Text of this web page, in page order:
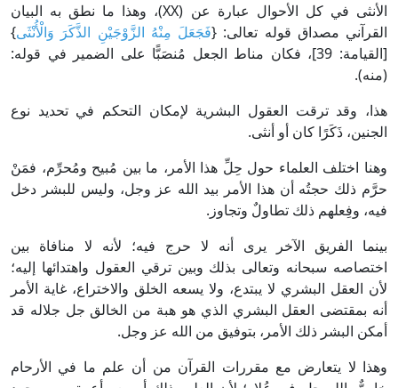
الأنثى في كل الأحوال عبارة عن (XX)، وهذا ما نطق به البيان
القرآني مصداق قوله تعالى: {‌فَجَعَلَ مِنْهُ الزَّوْجَيْنِ الذَّكَرَ وَالْأُنْثَى}
[القيامة: 39]، فكان مناط الجعل مُنصَبًّا على الضمير في قوله:
(منه).
هذا، وقد ترقت العقول البشرية لإمكان التحكم في تحديد نوع
الجنين، ذَكَرًا كان أو أنثى.
وهنا اختلف العلماء حول حِلِّ هذا الأمر، ما بين مُبيح ومُحرِّم، فمَنْ
حرَّم ذلك حجتُه أن هذا الأمر بيد الله عز وجل، وليس للبشر دخل
فيه، وفِعلهم ذلك تطاولٌ وتجاوز.
بينما الفريق الآخر يرى أنه لا حرج فيه؛ لأنه لا منافاة بين
اختصاصه سبحانه وتعالى بذلك وبين ترقي العقول واهتدائها إليه؛
لأن العقل البشري لا يبتدع، ولا يسعه الخلق والاختراع، غاية الأمر
أنه بمقتضى العقل البشري الذي هو هبة من الخالق جل جلاله قد
أمكن البشر ذلك الأمر، بتوفيق من الله عز وجل.
وهذا لا يتعارض مع مقررات القرآن من أن علم ما في الأرحام